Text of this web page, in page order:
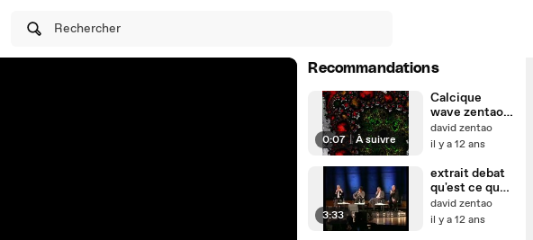
Rechercher
Recommandations
0:07 | À suivre
Calcique
wave zentao
Vj
epigenetique
david zentao
il y a 12 ans
3:33
extrait debat
qu'est ce que
l'épigenetique
? par joel de
david zentao
il y a 12 ans